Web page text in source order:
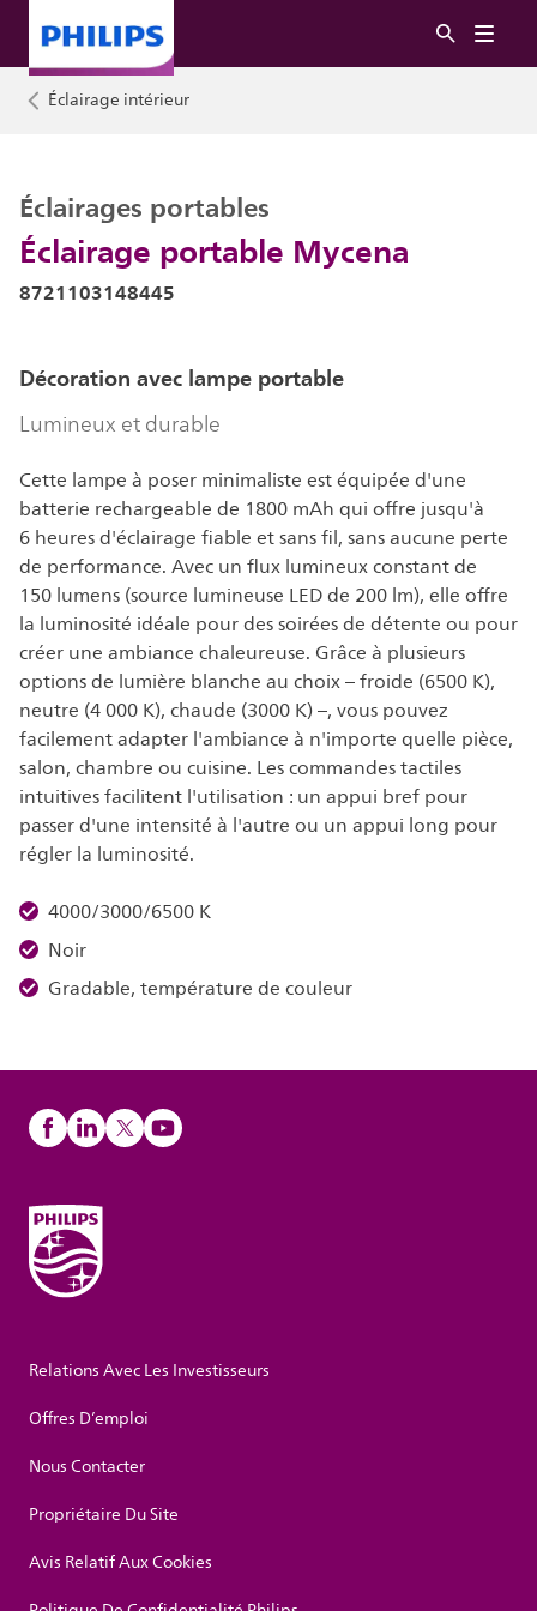
Éclairage intérieur
Éclairage portable Mycena
Éclairages portables
8721103148445
Décoration avec lampe portable
Lumineux et durable
Cette lampe à poser minimaliste est équipée d'une
batterie rechargeable de 1800 mAh qui offre jusqu'à
6 heures d'éclairage fiable et sans fil, sans aucune perte
de performance. Avec un flux lumineux constant de
150 lumens (source lumineuse LED de 200 lm), elle offre
la luminosité idéale pour des soirées de détente ou pour
créer une ambiance chaleureuse. Grâce à plusieurs
options de lumière blanche au choix – froide (6500 K),
neutre (4 000 K), chaude (3000 K) –, vous pouvez
facilement adapter l'ambiance à n'importe quelle pièce,
salon, chambre ou cuisine. Les commandes tactiles
intuitives facilitent l'utilisation : un appui bref pour
passer d'une intensité à l'autre ou un appui long pour
régler la luminosité. ​
4000/3000/6500 K
Noir
Gradable, température de couleur
Relations Avec Les Investisseurs
Offres D’emploi
Nous Contacter
Propriétaire Du Site
Avis Relatif Aux Cookies